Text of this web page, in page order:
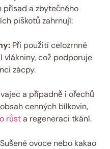
a zbytečného
piškotů zahrnují:
Při použití celozrnné
vlákniny, což podporuje
zácpy.
a případně i ořechů
cenných bílkovin,
růsta regeneraci tkání.
Sušené ovoce nebo kakao